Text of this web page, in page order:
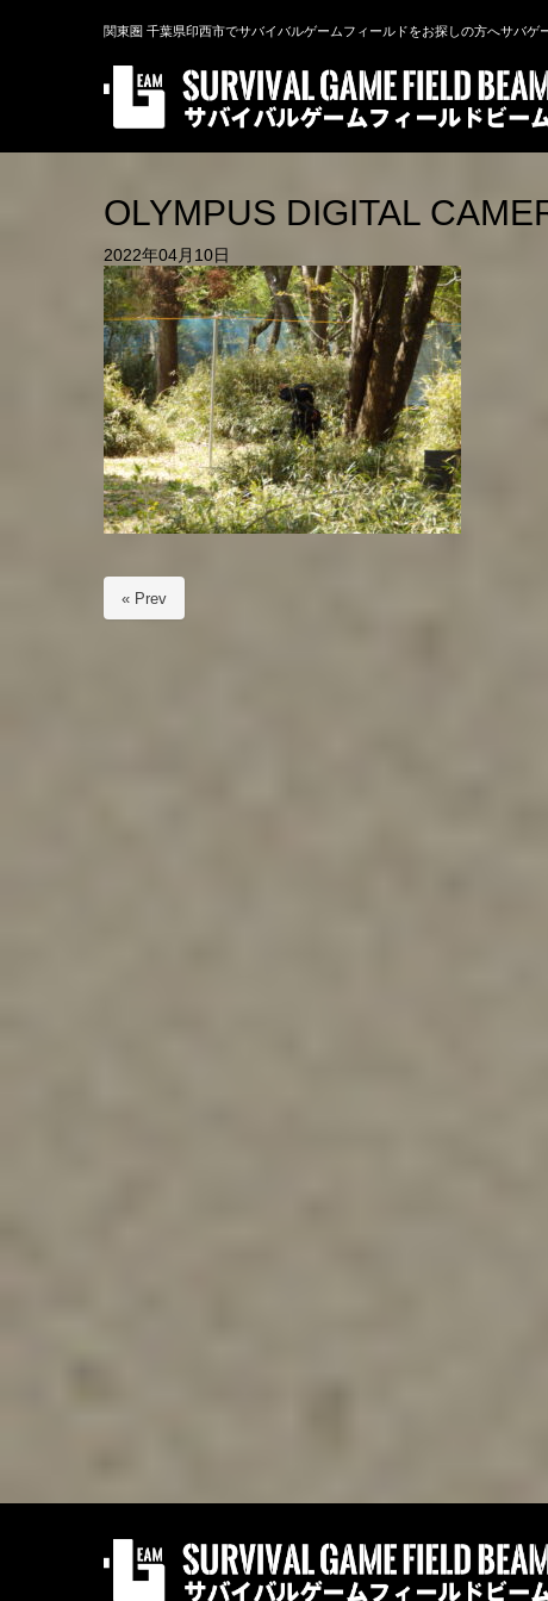
関東圏 千葉県印西市でサバイバルゲームフィールドをお探しの方へサバ
OLYMPUS DIGITAL
2022年04月10日
« Prev